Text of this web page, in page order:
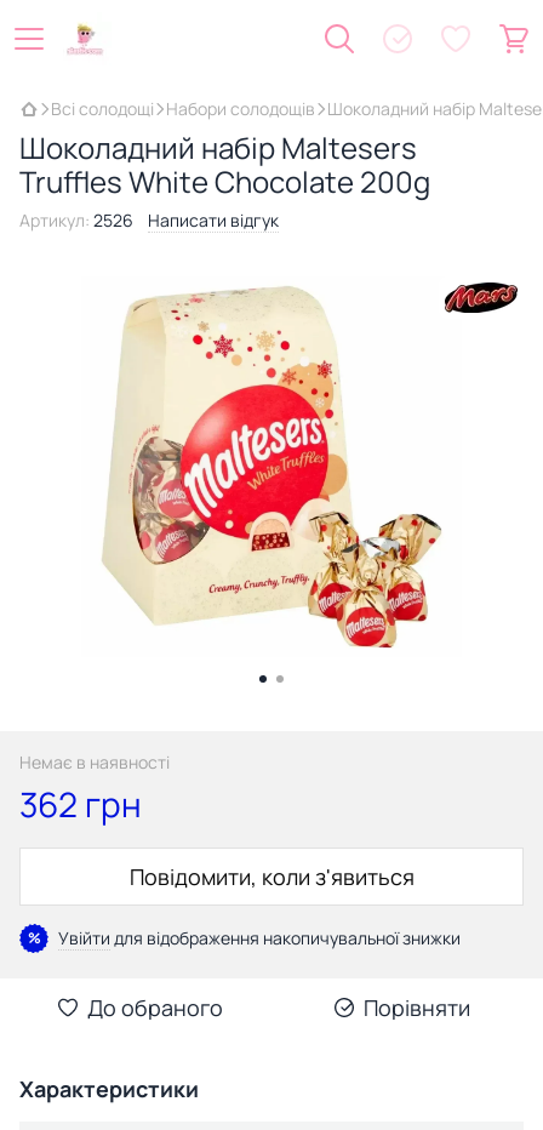
Всі солодощі Набори солодощів Шоколадний набір
Шоколадний набір Maltesers
Truffles White Chocolate 200g
Артикул: 2526 Написати відгук
Немає в наявності
362 грн
Повідомити, коли з'явиться
% Увійти для відображення накопичувальної знижки
До обраного Порівняти
Характеристики